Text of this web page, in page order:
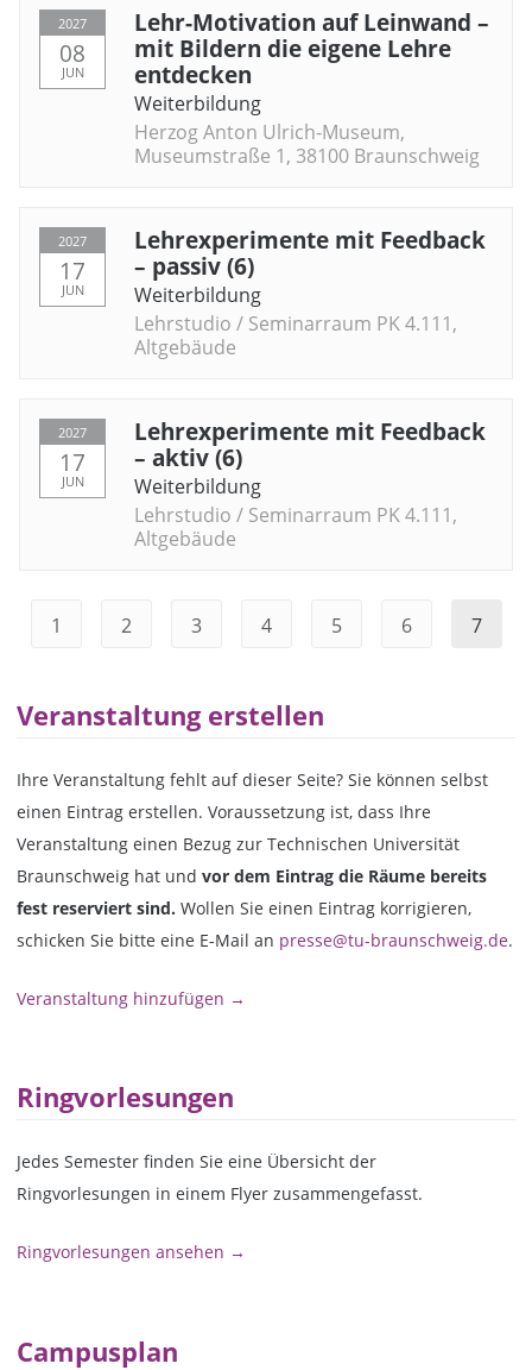
2027
08
JUN
Lehr-Motivation auf Leinwand –
mit Bildern die eigene Lehre
entdecken
Weiterbildung
Herzog Anton Ulrich-Museum,
Museumstraße 1, 38100 Braunschweig
2027
17
JUN
Lehrexperimente mit Feedback
– passiv (6)
Weiterbildung
Lehrstudio / Seminarraum PK 4.111,
Altgebäude
2027
17
JUN
Lehrexperimente mit Feedback
– aktiv (6)
Weiterbildung
Lehrstudio / Seminarraum PK 4.111,
Altgebäude
1 2 3 4 5 6 7
Veranstaltung erstellen
Ihre Veranstaltung fehlt auf dieser Seite? Sie können selbst
einen Eintrag erstellen. Voraussetzung ist, dass Ihre
Veranstaltung einen Bezug zur Technischen Universität
Braunschweig hat undvor dem Eintrag die Räume bereits
fest reserviert sind. Wollen Sie einen Eintrag korrigieren,
schicken Sie bitte eine E-Mail an presse@tu-braunschweig.de.
Veranstaltung hinzufügen →
Ringvorlesungen
Jedes Semester finden Sie eine Übersicht der
Ringvorlesungen in einem Flyer zusammengefasst.
Ringvorlesungen ansehen →
Campusplan